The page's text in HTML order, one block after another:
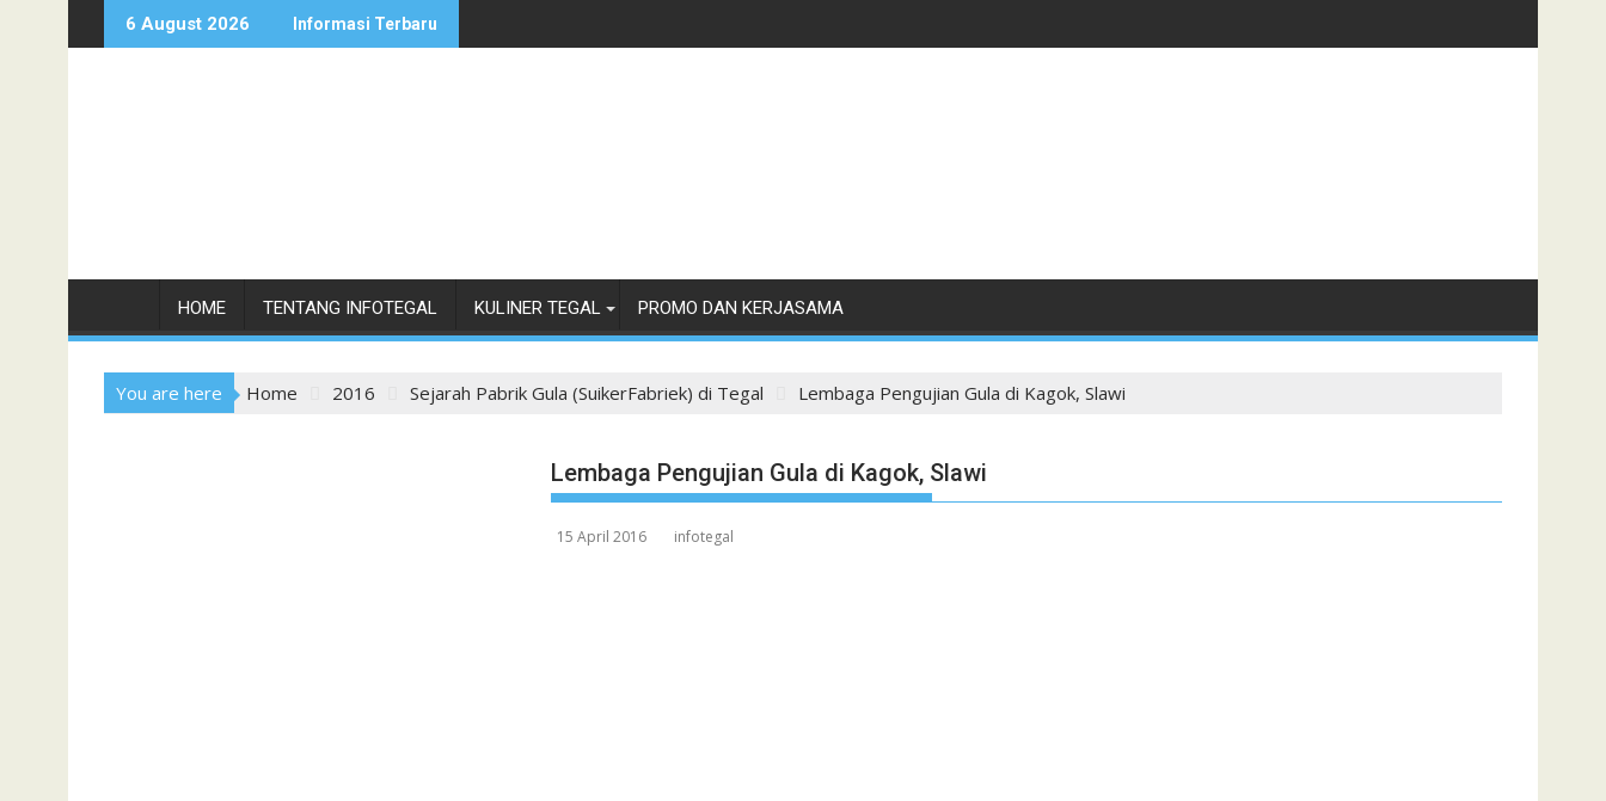
to
6 August 2026 Informasi Terbaru
HOME TENTANG INFOTEGAL KULINER TEGAL PROMO DAN KERJASAMA
You are here Home 2016 Sejarah Pabrik Gula (SuikerFabriek) di Tegal Lembaga Pengujian Gula di Kagok, Slawi
Lembaga Pengujian Gula di Kagok, Slawi
15 April 2016 infotegal